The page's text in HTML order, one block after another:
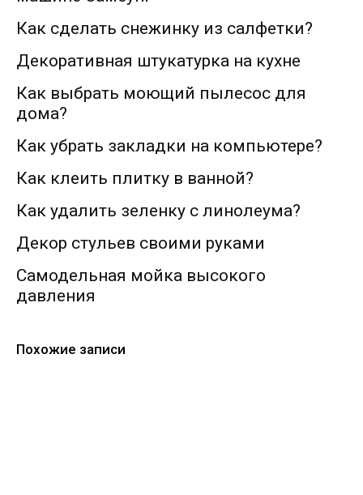
Как сделать снежинку из салфетки?
Декоративная штукатурка на кухне
Как выбрать моющий пылесос для
дома?
Как убрать закладки на компьютере?
Как клеить плитку в ванной?
Как удалить зеленку с линолеума?
Декор стульев своими руками
Самодельная мойка высокого
давления
Похожие записи